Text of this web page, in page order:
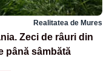
Realitatea de Mures
Zeci de râuri din
până sâmbătă